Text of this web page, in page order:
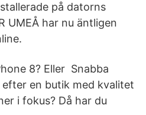
på datorns
UMEÅ har nu äntligen
8? Eller Snabba
en butik med kvalitet
i fokus? Då har du